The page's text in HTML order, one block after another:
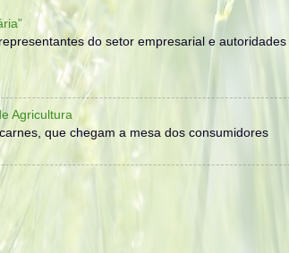
do setor empresarial e autoridades
Agricultura
que chegam a mesa dos consumidores